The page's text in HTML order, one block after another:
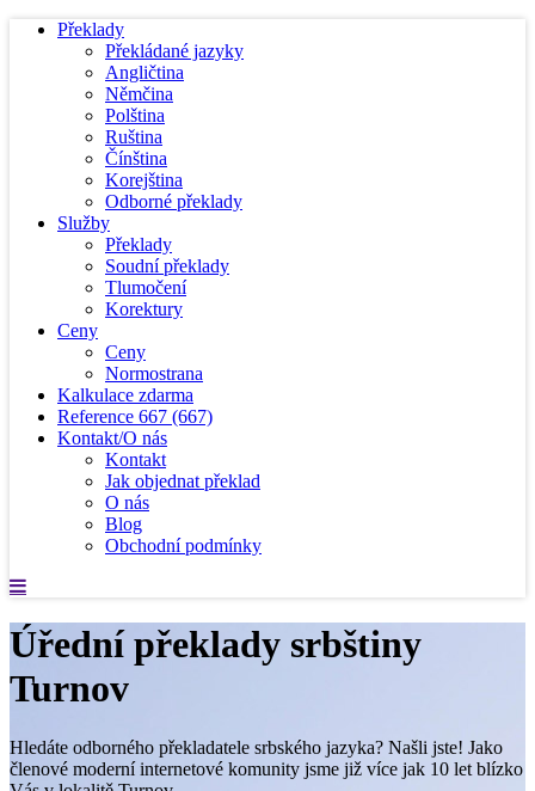
Překlady
Překládané jazyky
Angličtina
Němčina
Polština
Ruština
Čínština
Korejština
Odborné překlady
Služby
Překlady
Soudní překlady
Tlumočení
Korektury
Ceny
Ceny
Normostrana
Kalkulace zdarma
Reference 667 (667)
Kontakt/O nás
Kontakt
Jak objednat překlad
O nás
Blog
Obchodní podmínky
Úřední překlady srbštiny
Turnov
Hledáte odborného překladatele srbského jazyka? Našli jste! Jako
členové moderní internetové komunity jsme již více jak 10 let blízko